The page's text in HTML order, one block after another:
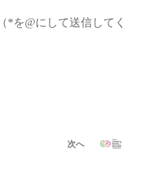
*を@にして送信してく
次へ